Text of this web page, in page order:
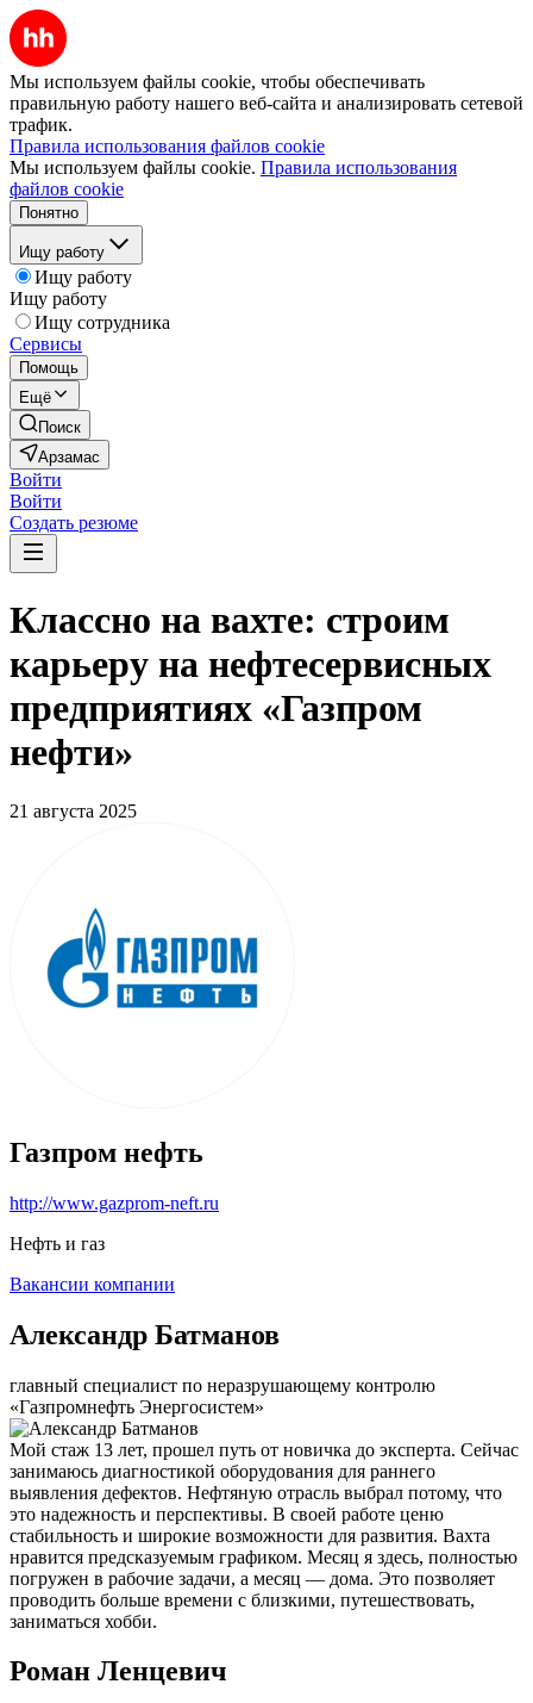
Мы используем файлы cookie, чтобы обеспечивать
правильную работу нашего веб-сайта и анализировать сетевой
трафик.
Правила использования файлов cookie
Мы используем файлы cookie. Правила использования
файлов cookie
Понятно
Ищу работу
Ищу работу
Ищу работу
Ищу сотрудника
Сервисы
Помощь
Ещё
Поиск
Арзамас
Войти
Войти
Создать резюме
Классно на вахте: строим
карьеру на нефтесервисных
предприятиях «Газпром
нефти»
21 августа 2025
Газпром нефть
http://www.gazprom-neft.ru
Нефть и газ
Вакансии компании
Александр Батманов
главный специалист по неразрушающему контролю
«Газпромнефть Энергосистем»
Мой стаж 13 лет, прошел путь от новичка до эксперта. Сейчас
занимаюсь диагностикой оборудования для раннего
выявления дефектов. Нефтяную отрасль выбрал потому, что
это надежность и перспективы. В своей работе ценю
стабильность и широкие возможности для развития. Вахта
нравится предсказуемым графиком. Месяц я здесь, полностью
погружен в рабочие задачи, а месяц — дома. Это позволяет
проводить больше времени с близкими, путешествовать,
заниматься хобби.
Роман Ленцевич